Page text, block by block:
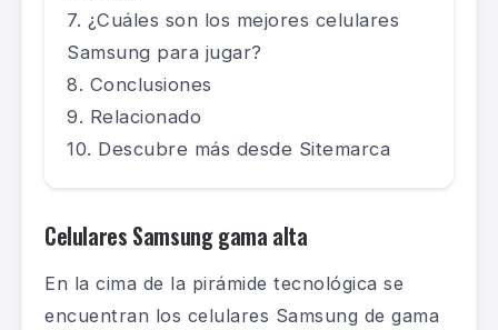
¿Cuáles son los mejores celulares
Samsung para jugar?
Conclusiones
Relacionado
Descubre más desde Sitemarca
Celulares Samsung gama alta
En la cima de la pirámide tecnológica se
encuentran los celulares Samsung de gama